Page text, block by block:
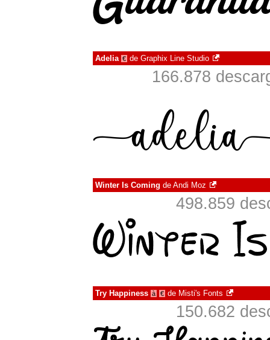
Adelia € de Graphix Line Studio
166.878
Winter Is Coming de Andi Moz
498.859
Try Happiness à € de Misti's Fonts
150.682